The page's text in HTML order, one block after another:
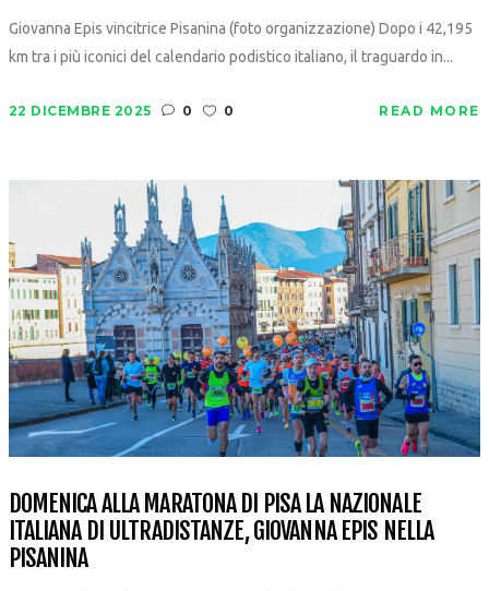
Giovanna Epis vincitrice Pisanina (foto organizzazione) Dopo i 42,195
km tra i più iconici del calendario podistico italiano, il traguardo in...
22 DICEMBRE 2025 0 0 READ MORE
DOMENICA ALLA MARATONA DI PISA LA NAZIONALE
ITALIANA DI ULTRADISTANZE, GIOVANNA EPIS NELLA
PISANINA